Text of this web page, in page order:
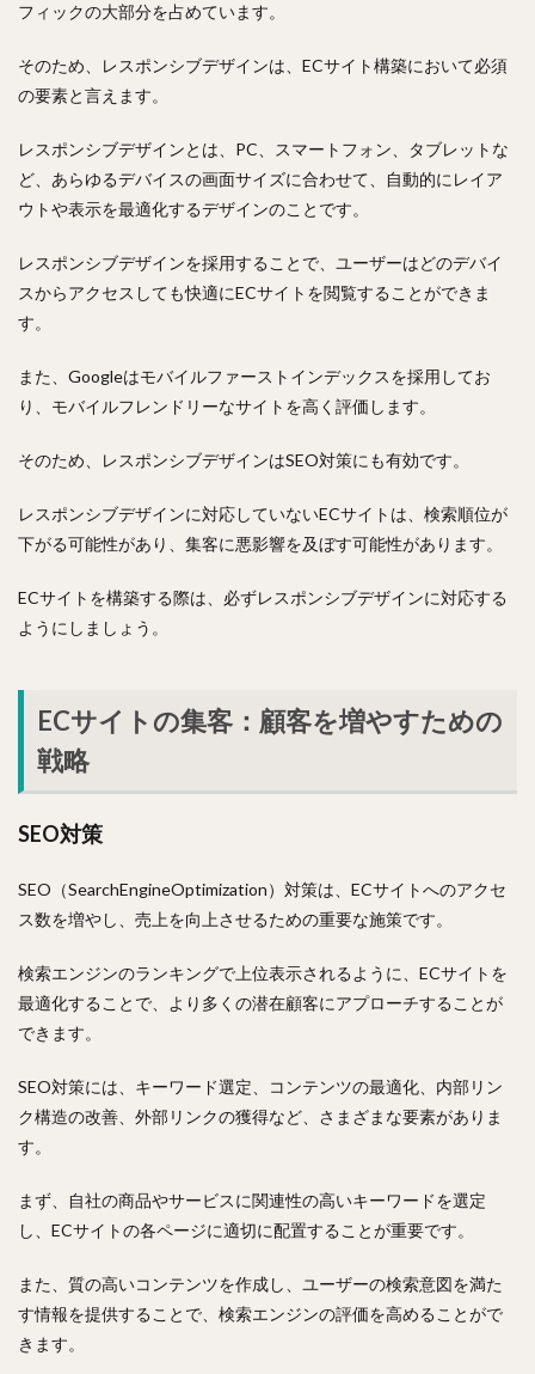
フィックの大部分を占めています。
そのため、レスポンシブデザインは、ECサイト構築において必須
の要素と言えます。
レスポンシブデザインとは、PC、スマートフォン、タブレットな
ど、あらゆるデバイスの画面サイズに合わせて、自動的にレイア
ウトや表示を最適化するデザインのことです。
レスポンシブデザインを採用することで、ユーザーはどのデバイ
スからアクセスしても快適にECサイトを閲覧することができま
す。
また、Googleはモバイルファーストインデックスを採用してお
り、モバイルフレンドリーなサイトを高く評価します。
そのため、レスポンシブデザインはSEO対策にも有効です。
レスポンシブデザインに対応していないECサイトは、検索順位が
下がる可能性があり、集客に悪影響を及ぼす可能性があります。
ECサイトを構築する際は、必ずレスポンシブデザインに対応する
ようにしましょう。
ECサイトの集客：顧客を増やすための
戦略
SEO対策
SEO（SearchEngineOptimization）対策は、ECサイトへのアクセ
ス数を増やし、売上を向上させるための重要な施策です。
検索エンジンのランキングで上位表示されるように、ECサイトを
最適化することで、より多くの潜在顧客にアプローチすることが
できます。
SEO対策には、キーワード選定、コンテンツの最適化、内部リン
ク構造の改善、外部リンクの獲得など、さまざまな要素がありま
す。
まず、自社の商品やサービスに関連性の高いキーワードを選定
し、ECサイトの各ページに適切に配置することが重要です。
また、質の高いコンテンツを作成し、ユーザーの検索意図を満た
す情報を提供することで、検索エンジンの評価を高めることがで
きます。